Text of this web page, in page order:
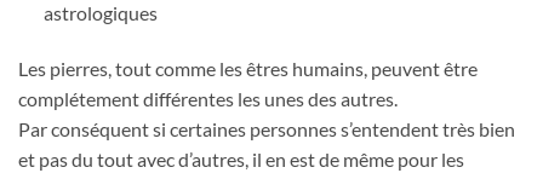
astrologiques
Les pierres, tout comme les êtres humains, peuvent être
complétement différentes les unes des autres.
Par conséquent si certaines personnes s’entendent très bien
et pas du tout avec d’autres, il en est de même pour les